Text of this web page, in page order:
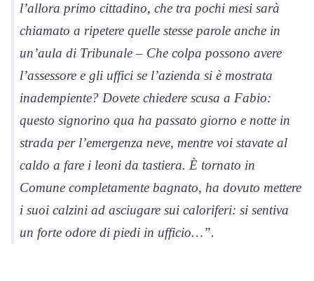
l’allora primo cittadino, che tra pochi mesi sarà
chiamato a ripetere quelle stesse parole anche in
un’aula di Tribunale – Che colpa possono avere
l’assessore e gli uffici se l’azienda si è mostrata
inadempiente? Dovete chiedere scusa a Fabio:
questo signorino qua ha passato giorno e notte in
strada per l’emergenza neve, mentre voi stavate al
caldo a fare i leoni da tastiera. È tornato in
Comune completamente bagnato, ha dovuto mettere
i suoi calzini ad asciugare sui caloriferi: si sentiva
un forte odore di piedi in ufficio…”.